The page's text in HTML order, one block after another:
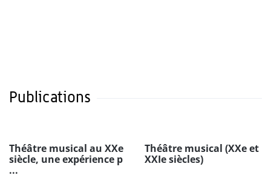
Publications
Théâtre musical au XXe
siècle, une expérience p
...
Théâtre musical (XXe et
XXIe siècles)